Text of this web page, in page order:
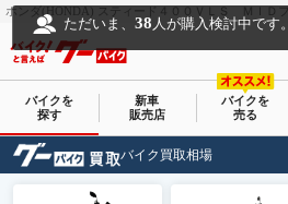
ただいま、38 人が購入検討中です。
バイクを
探す
新車
販売店
バイクを
売る
バイク買取相場